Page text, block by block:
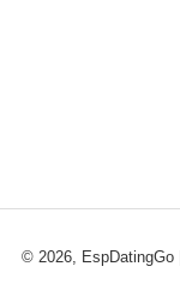
© 2026, EspDatingGo |